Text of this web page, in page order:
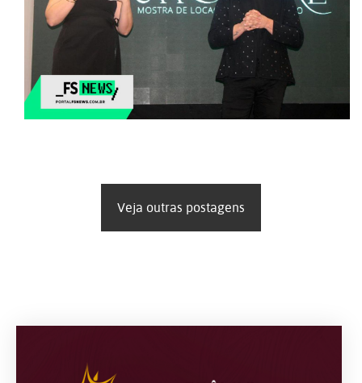
Veja outras postagens